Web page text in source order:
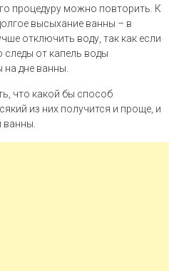
процедуру можно повторить. К
высыхание ванны – в
отключить воду, так как если
следы от капель воды
дне ванны.
что какой бы способ
из них получится и проще, и
ванны.